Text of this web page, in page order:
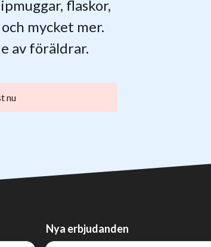
flaskor,
mycket mer.
av föräldrar.
nu
Nya erbjudanden